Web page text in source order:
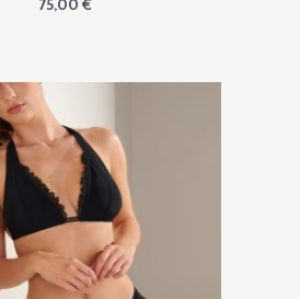
75,00 €